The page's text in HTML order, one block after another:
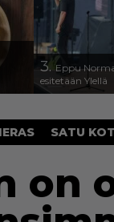
3. Eppu
esitetään Ylellä
SATU
on